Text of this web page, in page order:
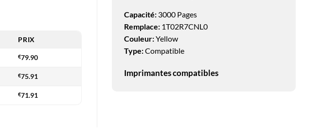
PRIX
€79.90
€75.91
€71.91
Capacité:3000 Pages
Remplace: 1T02R7CNL0
Couleur:Yellow
Type:Compatible
Imprimantes compatibles